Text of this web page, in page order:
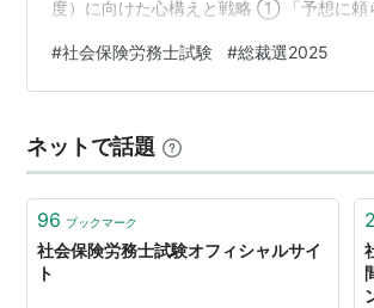
度）に向けた心構えと戦略 ① 「予想に頼
測”ではなく“分析ツール” ④ 情報より“自分
る 予想は外れても、努力は裏切らない 総
ースがありました。自民党総裁選で、事
とされた小泉進次郎議員ではなく、高市
したのです。…
#社会保険労務士試験 #総裁選2025
ネットで話題
96 ブックマーク
社会保険労務士試験オフィシャルサイ
ト